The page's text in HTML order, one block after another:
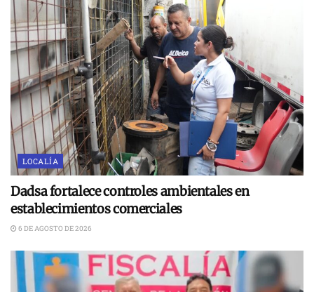
LOCALÍA
Dadsa fortalece controles ambientales en
establecimientos comerciales
6 DE AGOSTO DE 2026